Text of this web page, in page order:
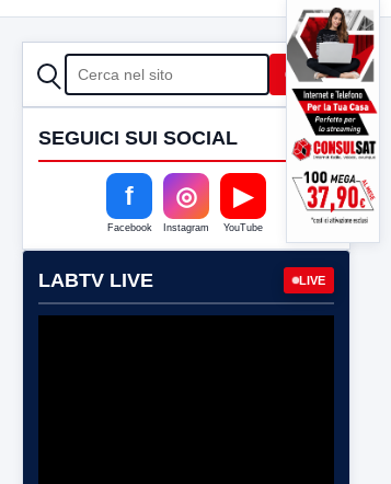
CERCA Cerca
SEGUICI SUI SOCIAL
f
Facebook
◎
Instagram
▶
YouTube
LABTV LIVE LIVE